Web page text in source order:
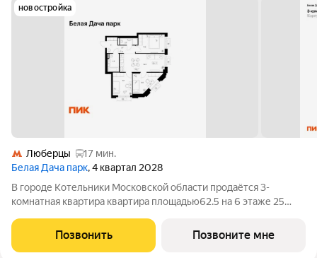
новостройка
Люберцы
17 мин.
Белая Дача парк, 4 квартал 2028
В городе Котельники Московской области продаётся 3-
комнатная квартира квартира площадью62.5 на 6 этаже 25
Дача парк». Удобное расположение 7 минут на автомобиле до
станции метро «Котельники»
Позвонить Позвоните мне